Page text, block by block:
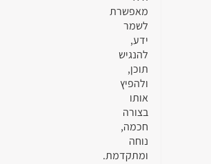
מאפשרת
לשמר
ידע,
להנגיש
תוכן,
ולהפיץ
אותו
בצורה
חכמה,
נוחה
ומתקדמת.